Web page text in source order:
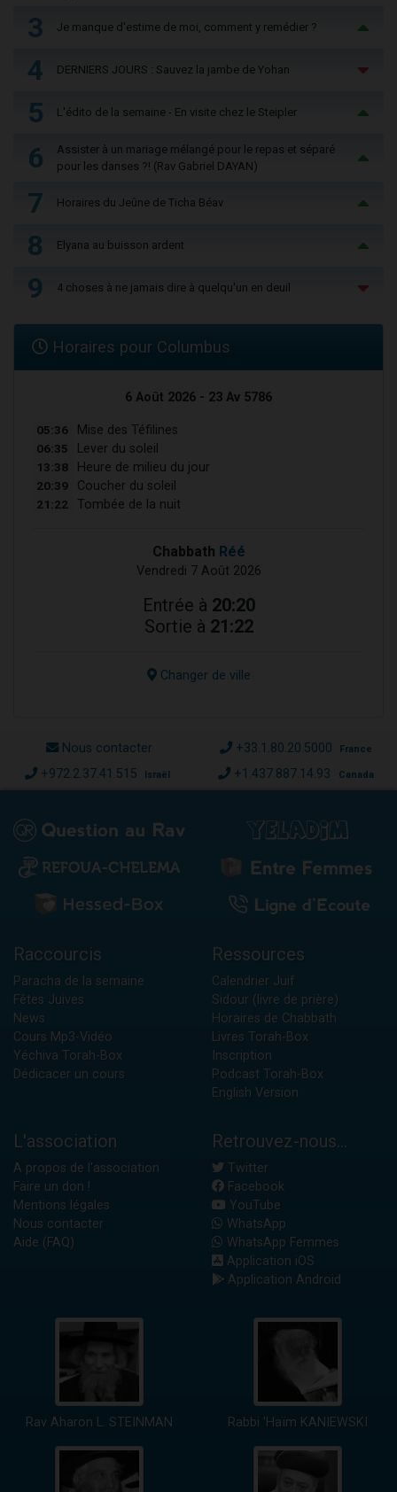
3 Je manque d'estime de moi, comment y remédier ?
4 DERNIERS JOURS : Sauvez la jambe de Yohan
5 L'édito de la semaine - En visite chez le Steipler
6
Assister à un mariage mélangé pour le repas et séparé
pour les danses ?! (Rav Gabriel DAYAN)
7 Horaires du Jeûne de Ticha Béav
8 Elyana au buisson ardent
9 4 choses à ne jamais dire à quelqu'un en deuil
Horaires pour Columbus
6 Août 2026 - 23 Av 5786
05:36 Mise des Téfilines
06:35 Lever du soleil
13:38 Heure de milieu du jour
20:39 Coucher du soleil
21:22 Tombée de la nuit
Chabbath Réé
Vendredi 7 Août 2026
Entrée à 20:20
Sortie à 21:22
Changer de ville
Nous contacter +33.1.80.20.5000 France
+972.2.37.41.515 Israël +1.437.887.14.93 Canada
Raccourcis
Paracha de la semaine
Fêtes Juives
News
Cours Mp3-Vidéo
Yéchiva Torah-Box
Dédicacer un cours
Ressources
Calendrier Juif
Sidour (livre de prière)
Horaires de Chabbath
Livres Torah-Box
Inscription
Podcast Torah-Box
English Version
L'association
A propos de l'association
Faire un don !
Mentions légales
Nous contacter
Aide (FAQ)
Retrouvez-nous...
Twitter
Facebook
YouTube
WhatsApp
WhatsApp Femmes
Application iOS
Application Android
Rav Aharon L. STEINMAN Rabbi 'Haïm KANIEWSKI